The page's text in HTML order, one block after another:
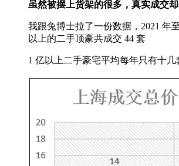
虽然被摆上货架的很多，真实成交
我跟兔博士拉了一份数据，2021 年
以上的二手顶豪共成交 44 套
1 亿以上二手豪宅平均每年只有十几